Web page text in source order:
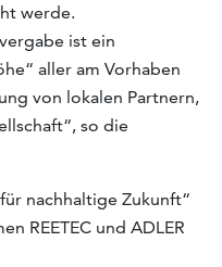
werde.
ist ein
aller am Vorhaben
von lokalen Partnern,
so die
nachhaltige Zukunft“
REETEC und ADLER